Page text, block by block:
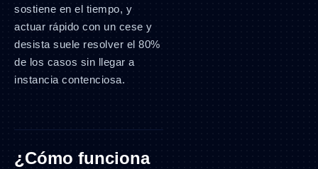
sostiene en el tiempo, y
actuar rápido con un cese y
desista suele resolver el 80%
de los casos sin llegar a
instancia contenciosa.
¿Cómo funciona